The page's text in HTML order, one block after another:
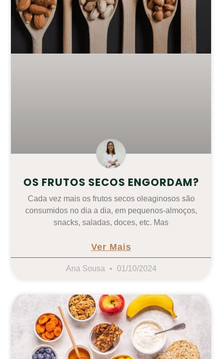
OS FRUTOS SECOS ENGORDAM?
Cada vez mais os frutos secos oleaginosos são
consumidos no dia a dia, em pequenos-almoços,
snacks, saladas, doces, etc. Mas
Ver Mais
Ana Sousa 01/10/2024